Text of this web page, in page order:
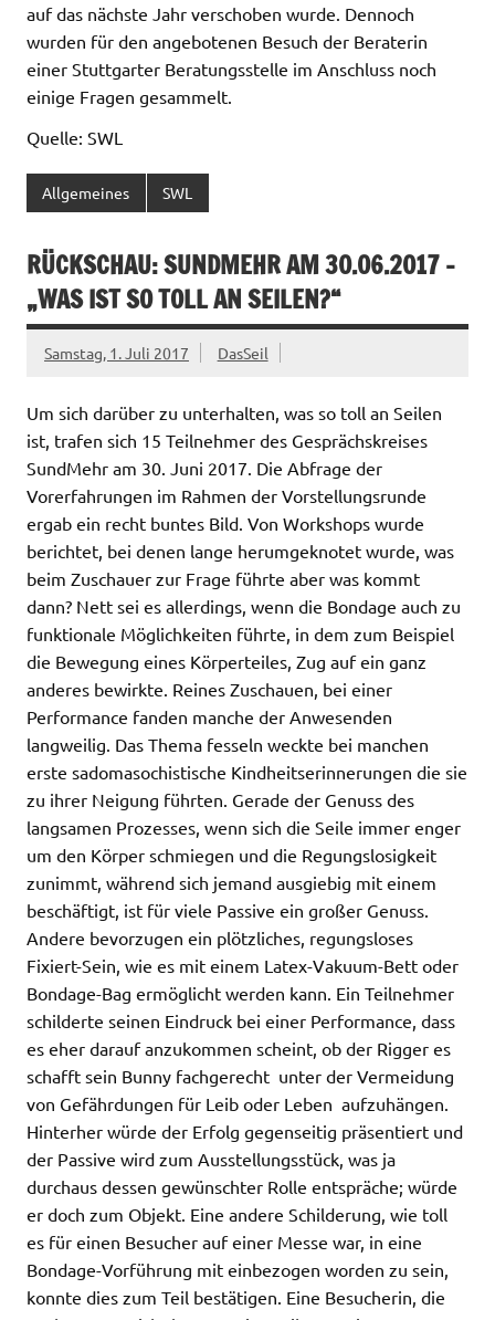
auf das nächste Jahr verschoben wurde. Dennoch
wurden für den angebotenen Besuch der Beraterin
einer Stuttgarter Beratungsstelle im Anschluss noch
einige Fragen gesammelt.
Quelle: SWL
Allgemeines SWL
RÜCKSCHAU: SUNDMEHR AM 30.06.2017 –
„WAS IST SO TOLL AN SEILEN?“
Samstag, 1. Juli 2017 DasSeil
Um sich darüber zu unterhalten, was so toll an Seilen
ist, trafen sich 15 Teilnehmer des Gesprächskreises
SundMehr am 30. Juni 2017. Die Abfrage der
Vorerfahrungen im Rahmen der Vorstellungsrunde
ergab ein recht buntes Bild. Von Workshops wurde
berichtet, bei denen lange herumgeknotet wurde, was
beim Zuschauer zur Frage führte aber was kommt
dann? Nett sei es allerdings, wenn die Bondage auch zu
funktionale Möglichkeiten führte, in dem zum Beispiel
die Bewegung eines Körperteiles, Zug auf ein ganz
anderes bewirkte. Reines Zuschauen, bei einer
Performance fanden manche der Anwesenden
langweilig. Das Thema fesseln weckte bei manchen
erste sadomasochistische Kindheitserinnerungen die sie
zu ihrer Neigung führten. Gerade der Genuss des
langsamen Prozesses, wenn sich die Seile immer enger
um den Körper schmiegen und die Regungslosigkeit
zunimmt, während sich jemand ausgiebig mit einem
beschäftigt, ist für viele Passive ein großer Genuss.
Andere bevorzugen ein plötzliches, regungsloses
Fixiert-Sein, wie es mit einem Latex-Vakuum-Bett oder
Bondage-Bag ermöglicht werden kann. Ein Teilnehmer
schilderte seinen Eindruck bei einer Performance, dass
es eher darauf anzukommen scheint, ob der Rigger es
schafft sein Bunny fachgerecht  unter der Vermeidung
von Gefährdungen für Leib oder Leben  aufzuhängen.
Hinterher würde der Erfolg gegenseitig präsentiert und
der Passive wird zum Ausstellungsstück, was ja
durchaus dessen gewünschter Rolle entspräche; würde
er doch zum Objekt. Eine andere Schilderung, wie toll
es für einen Besucher auf einer Messe war, in eine
Bondage-Vorführung mit einbezogen worden zu sein,
konnte dies zum Teil bestätigen. Eine Besucherin, die